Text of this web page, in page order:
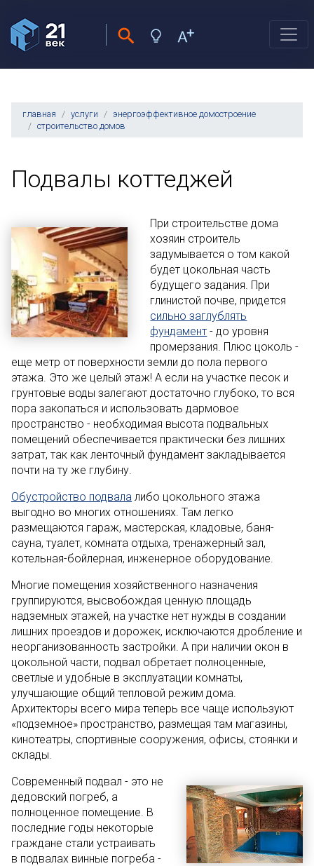
главная услуги
энергоэффективное домостроение
строительство домов
Подвалы коттеджей
При строительстве дома
хозяин строитель
задумывается о том какой
будет цокольная часть
будущего задания. При
глинистой почве, придется
сильно заглублять
фундамент - до уровня
промерзания. Плюс цоколь -
еще метр от поверхности земли до пола первого
этажа. Это же целый этаж! А если на участке песок и
грунтовые воды залегают достаточно глубоко, то вся
пора закопаться и использовать дармовое
пространство - необходимая высота подвальных
помещений обеспечивается практически без лишних
затрат, так как ленточный фундамент закладывается
почти на ту же глубину.
Обустройство подвала либо цокольного этажа
выгодно во многих отношениях. Там легко
размещаются гараж, мастерская, кладовые, баня-
сауна, туалет, комната отдыха, тренажерный зал,
котельная-бойлерная, инженерное оборудование.
Многие помещения хозяйственного назначения
группируются, высвобождая ценную площадь
надземных этажей, на участке нет нужды в создании
лишних проездов и дорожек, исключаются дробление и
неорганизованность застройки. А при наличии окон в
цокольной части, подвал обретает полноценные,
светлые и удобные в эксплуатации комнаты,
улучшающие общий тепловой режим дома.
Архитекторы всего мира теперь все чаще используют
«подземное» пространство, размещая там магазины,
кинотеатры, спортивные сооружения, офисы, стоянки и
склады.
Современный подвал - это не
дедовский погреб, а
полноценное помещение. В
последние годы некоторые
граждане стали устраивать
в подвалах винные погреба -